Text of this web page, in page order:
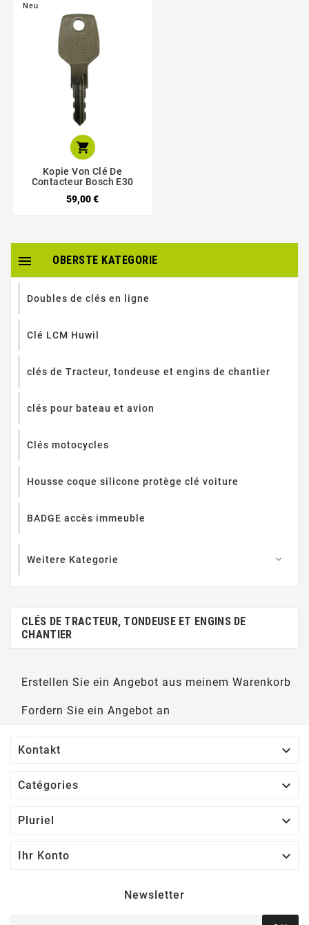
Neu

Kopie Von Clé De
Contacteur Bosch E30
59,00 €
OBERSTE KATEGORIE

Doubles de clés en ligne
Clé LCM Huwil
clés de Tracteur, tondeuse et engins de chantier
clés pour bateau et avion
Clés motocycles
Housse coque silicone protège clé voiture
BADGE accès immeuble
Weitere Kategorie 
CLÉS DE TRACTEUR, TONDEUSE ET ENGINS DE
CHANTIER
Erstellen Sie ein Angebot aus meinem Warenkorb
Fordern Sie ein Angebot an
Kontakt 
Catégories 
Pluriel 
Ihr Konto 
Newsletter